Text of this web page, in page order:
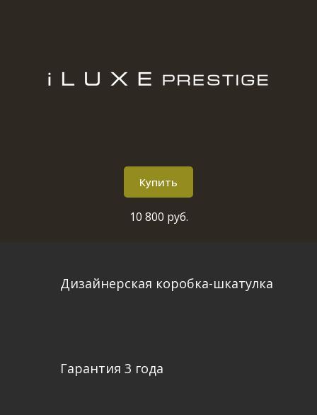
Купить
10 800 руб.
Дизайнерская коробка-шкатулка
Гарантия 3 года